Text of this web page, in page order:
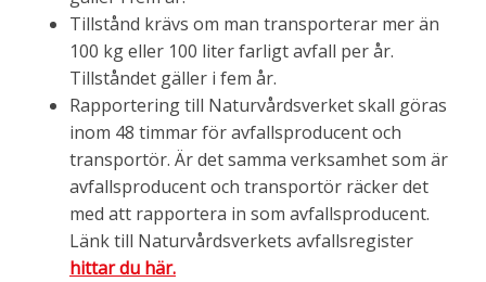
Tillstånd krävs om man transporterar mer än
100 kg eller 100 liter farligt avfall per år.
Tillståndet gäller i fem år.
Rapportering till Naturvårdsverket skall göras
inom 48 timmar för avfallsproducent och
transportör. Är det samma verksamhet som är
avfallsproducent och transportör räcker det
med att rapportera in som avfallsproducent.
Länk till Naturvårdsverkets avfallsregister
hittar du här.